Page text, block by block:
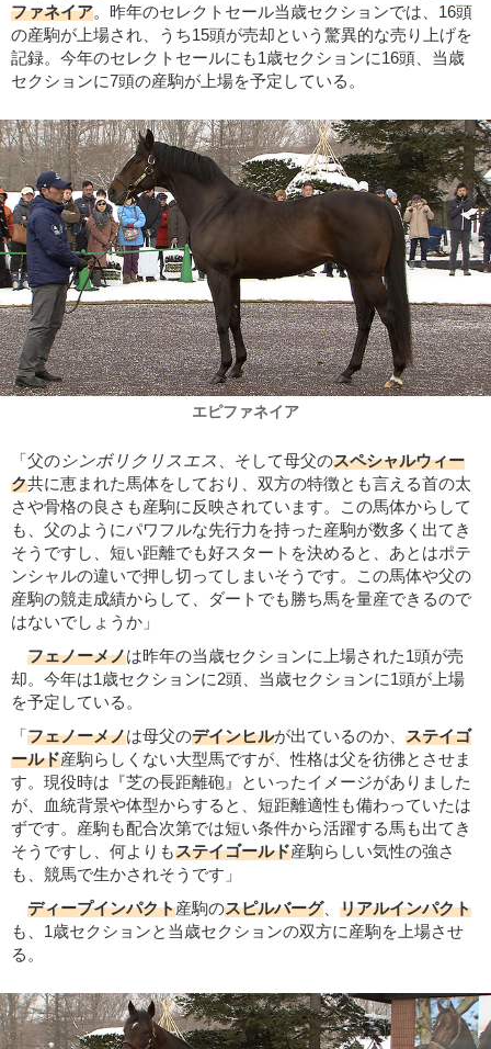
ファネイア。昨年のセレクトセール当歳セクションでは、16頭
の産駒が上場され、うち15頭が売却という驚異的な売り上げを
記録。今年のセレクトセールにも1歳セクションに16頭、当歳
セクションに7頭の産駒が上場を予定している。
エピファネイア
「父のシンボリクリスエス 、そして母父のスペシャルウィー
ク共に恵まれた馬体をしており、双方の特徴とも言える首の太
さや骨格の良さも産駒に反映されています。この馬体からして
も、父のようにパワフルな先行力を持った産駒が数多く出てき
そうですし、短い距離でも好スタートを決めると、あとはポテ
ンシャルの違いで押し切ってしまいそうです。この馬体や父の
産駒の競走成績からして、ダートでも勝ち馬を量産できるので
はないでしょうか」
フェノーメノは昨年の当歳セクションに上場された1頭が売
却。今年は1歳セクションに2頭、当歳セクションに1頭が上場
を予定している。
「フェノーメノは母父のデインヒルが出ているのか、 ステイゴ
ールド産駒らしくない大型馬ですが、性格は父を彷彿とさせま
す。現役時は『芝の長距離砲』といったイメージがありました
が、血統背景や体型からすると、短距離適性も備わっていたは
ずです。産駒も配合次第では短い条件から活躍する馬も出てき
そうですし、何よりもステイゴールド産駒らしい気性の強さ
も、競馬で生かされそうです」
ディープインパクト産駒のスピルバーグ、 リアルインパクト
も、1歳セクションと当歳セクションの双方に産駒を上場させ
る。